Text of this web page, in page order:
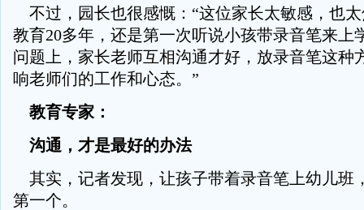
不过，园长也很感慨：“这位家长太敏感，也
教育20多年，还是第一次听说小孩带录音笔来上
问题上，家长老师互相沟通才好，放录音笔这种
响老师们的工作和心态。”
教育专家：
沟通，才是最好的办法
其实，记者发现，让孩子带着录音笔上幼儿班
第一个。